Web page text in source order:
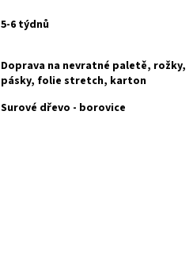
5-6 týdnů
Doprava na nevratné paletě, rožky,
pásky, folie stretch, karton
Surové dřevo - borovice